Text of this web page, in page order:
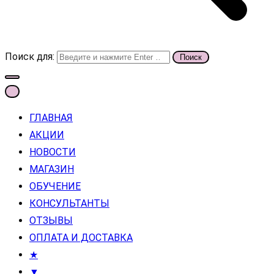
Поиск для:
ГЛАВНАЯ
АКЦИИ
НОВОСТИ
МАГАЗИН
ОБУЧЕНИЕ
КОНСУЛЬТАНТЫ
ОТЗЫВЫ
ОПЛАТА И ДОСТАВКА
★